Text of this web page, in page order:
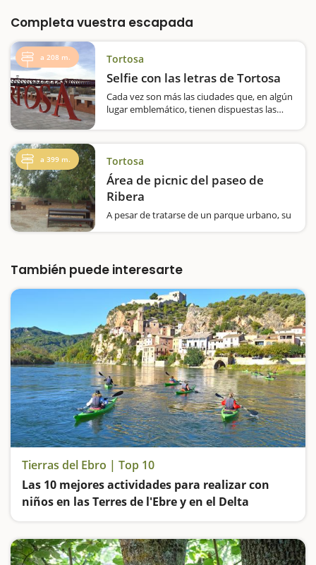
Completa vuestra escapada
a 208 m. Tortosa
Selfie con las letras de Tortosa
Cada vez son más las ciudades que, en algún
lugar emblemático, tienen dispuestas las
recuerdo. Tortosa no ha querido ser menos
y tiene colocadas…
a 399 m. Tortosa
Área de picnic del paseo de
Ribera
A pesar de tratarse de un parque urbano, su
gracias a los árboles de ribera. También hay
una completa…
También puede interesarte
Tierras del Ebro | Top 10
Las 10 mejores actividades para realizar con
niños en las Terres de l'Ebre y en el Delta